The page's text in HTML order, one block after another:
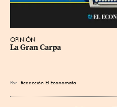
OPINIÓN
La Gran Carpa
Por Redacción El Economista